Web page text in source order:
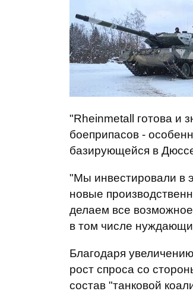
"Rheinmetall готова и
боеприпасов -
базирующейся в
"Мы инвестировали в
новые
делаем все
в том числе
Благодаря
рост спроса со
состав "танковой